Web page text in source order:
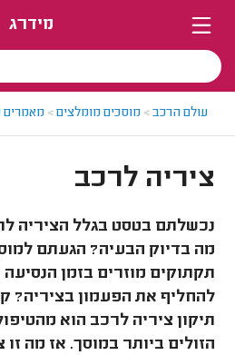
מידרג
עולם הרכב> מוסכים מומלצים> מאמרים
ציריה לרכב
נכשלתם בטסט בגלל הציריה
מה בדיוק הבעיה? הגעתם
תקתוקים מוזרים בזמן
להחליף את הפעמון בציריה?
תיקון ציריה לרכב הוא
הזולים ביותר במוסך. אז מה